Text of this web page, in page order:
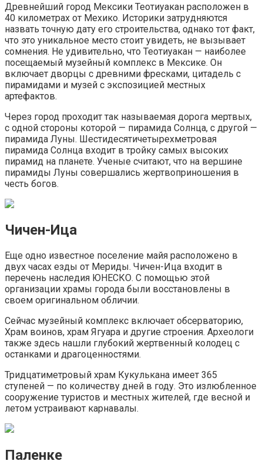
Древнейший город Мексики Теотиуакан расположен в
40 километрах от Мехико. Историки затрудняются
назвать точную дату его строительства, однако тот факт,
что это уникальное место стоит увидеть, не вызывает
сомнения. Не удивительно, что Теотиуакан — наиболее
посещаемый музейный комплекс в Мексике. Он
включает дворцы с древними фресками, цитадель с
пирамидами и музей с экспозицией местных
артефактов.
Через город проходит так называемая дорога мертвых,
с одной стороны которой — пирамида Солнца, с другой —
пирамида Луны. Шестидесятичетырехметровая
пирамида Солнца входит в тройку самых высоких
пирамид на планете. Ученые считают, что на вершине
пирамиды Луны совершались жертвоприношения в
честь богов.
Чичен-Ица
Еще одно известное поселение майя расположено в
двух часах езды от Мериды. Чичен-Ица входит в
перечень наследия ЮНЕСКО. С помощью этой
организации храмы города были восстановлены в
своем оригинальном обличии.
Сейчас музейный комплекс включает обсерваторию,
Храм воинов, храм Ягуара и другие строения. Археологи
также здесь нашли глубокий жертвенный колодец с
останками и драгоценностями.
Тридцатиметровый храм Кукулькана имеет 365
ступеней — по количеству дней в году. Это излюбленное
сооружение туристов и местных жителей, где весной и
летом устраивают карнавалы.
Паленке